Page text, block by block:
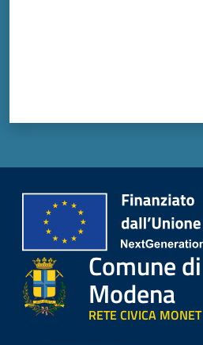
Comune di
Modena
RETE CIVICA MONET